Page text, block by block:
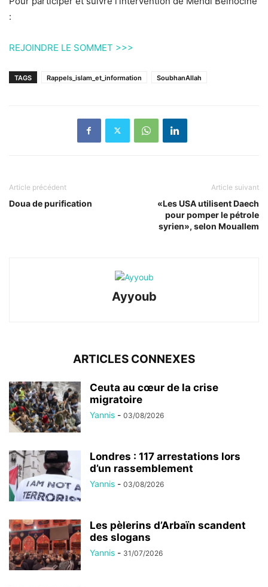
:
REJOINDRE LE SOMMET >>>
TAGS Rappels_islam_et_information SoubhanAllah
Article précédent
Doua de purification
Article suivant
«Les USA utilisent Daech
pour pomper le pétrole
syrien», selon Mouallem
Ayyoub
ARTICLES CONNEXES
Ceuta au cœur de la crise
migratoire
Yannis - 03/08/2026
Londres : 117 arrestations lors
d’un rassemblement
Yannis - 03/08/2026
Les pèlerins d’Arbaïn scandent
des slogans
Yannis - 31/07/2026